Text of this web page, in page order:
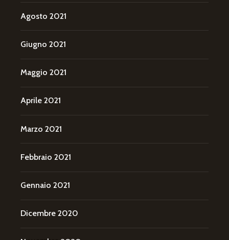
Agosto 2021
Giugno 2021
Maggio 2021
Aprile 2021
Marzo 2021
Febbraio 2021
Gennaio 2021
Dicembre 2020